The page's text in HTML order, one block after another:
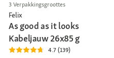
3 Verpakkingsgroottes
Felix
As good as it looks
Kabeljauw 26x85 g
4.7 (139)